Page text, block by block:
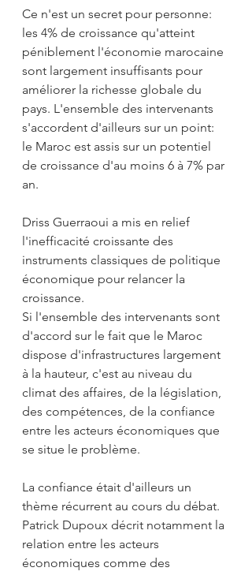
Ce n'est un secret pour personne:
les 4% de croissance qu'atteint
péniblement l'économie marocaine
sont largement insuffisants pour
améliorer la richesse globale du
pays. L'ensemble des intervenants
s'accordent d'ailleurs sur un point:
le Maroc est assis sur un potentiel
de croissance d'au moins 6 à 7% par
an.
Driss Guerraoui a mis en relief
l'inefficacité croissante des
instruments classiques de politique
économique pour relancer la
croissance.
Si l'ensemble des intervenants sont
d'accord sur le fait que le Maroc
dispose d'infrastructures largement
à la hauteur, c'est au niveau du
climat des affaires, de la législation,
des compétences, de la confiance
entre les acteurs économiques que
se situe le problème.
La confiance était d'ailleurs un
thème récurrent au cours du débat.
Patrick Dupoux décrit notamment la
relation entre les acteurs
économiques comme des